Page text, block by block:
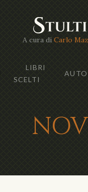
A cura di Carlo
LIBRI
SCELTI